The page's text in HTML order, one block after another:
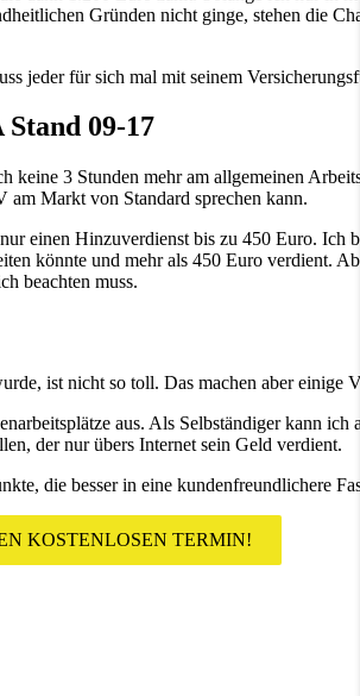
Gründen nicht ginge, stehen die
jeder für sich mal mit seinem
09-17
3 Stunden mehr am allgemeinen
am Markt von Standard sprechen kann.
Hinzuverdienst bis zu 450 Euro. Ich
könnte und mehr als 450 Euro verdient.
beachten muss.
ist nicht so toll. Das machen aber einige
aus. Als Selbständiger kann ich
der nur übers Internet sein Geld verdient.
die besser in eine kundenfreundlichere
KOSTENLOSEN TERMIN!